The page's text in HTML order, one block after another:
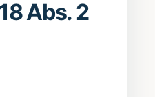
Abs. 2